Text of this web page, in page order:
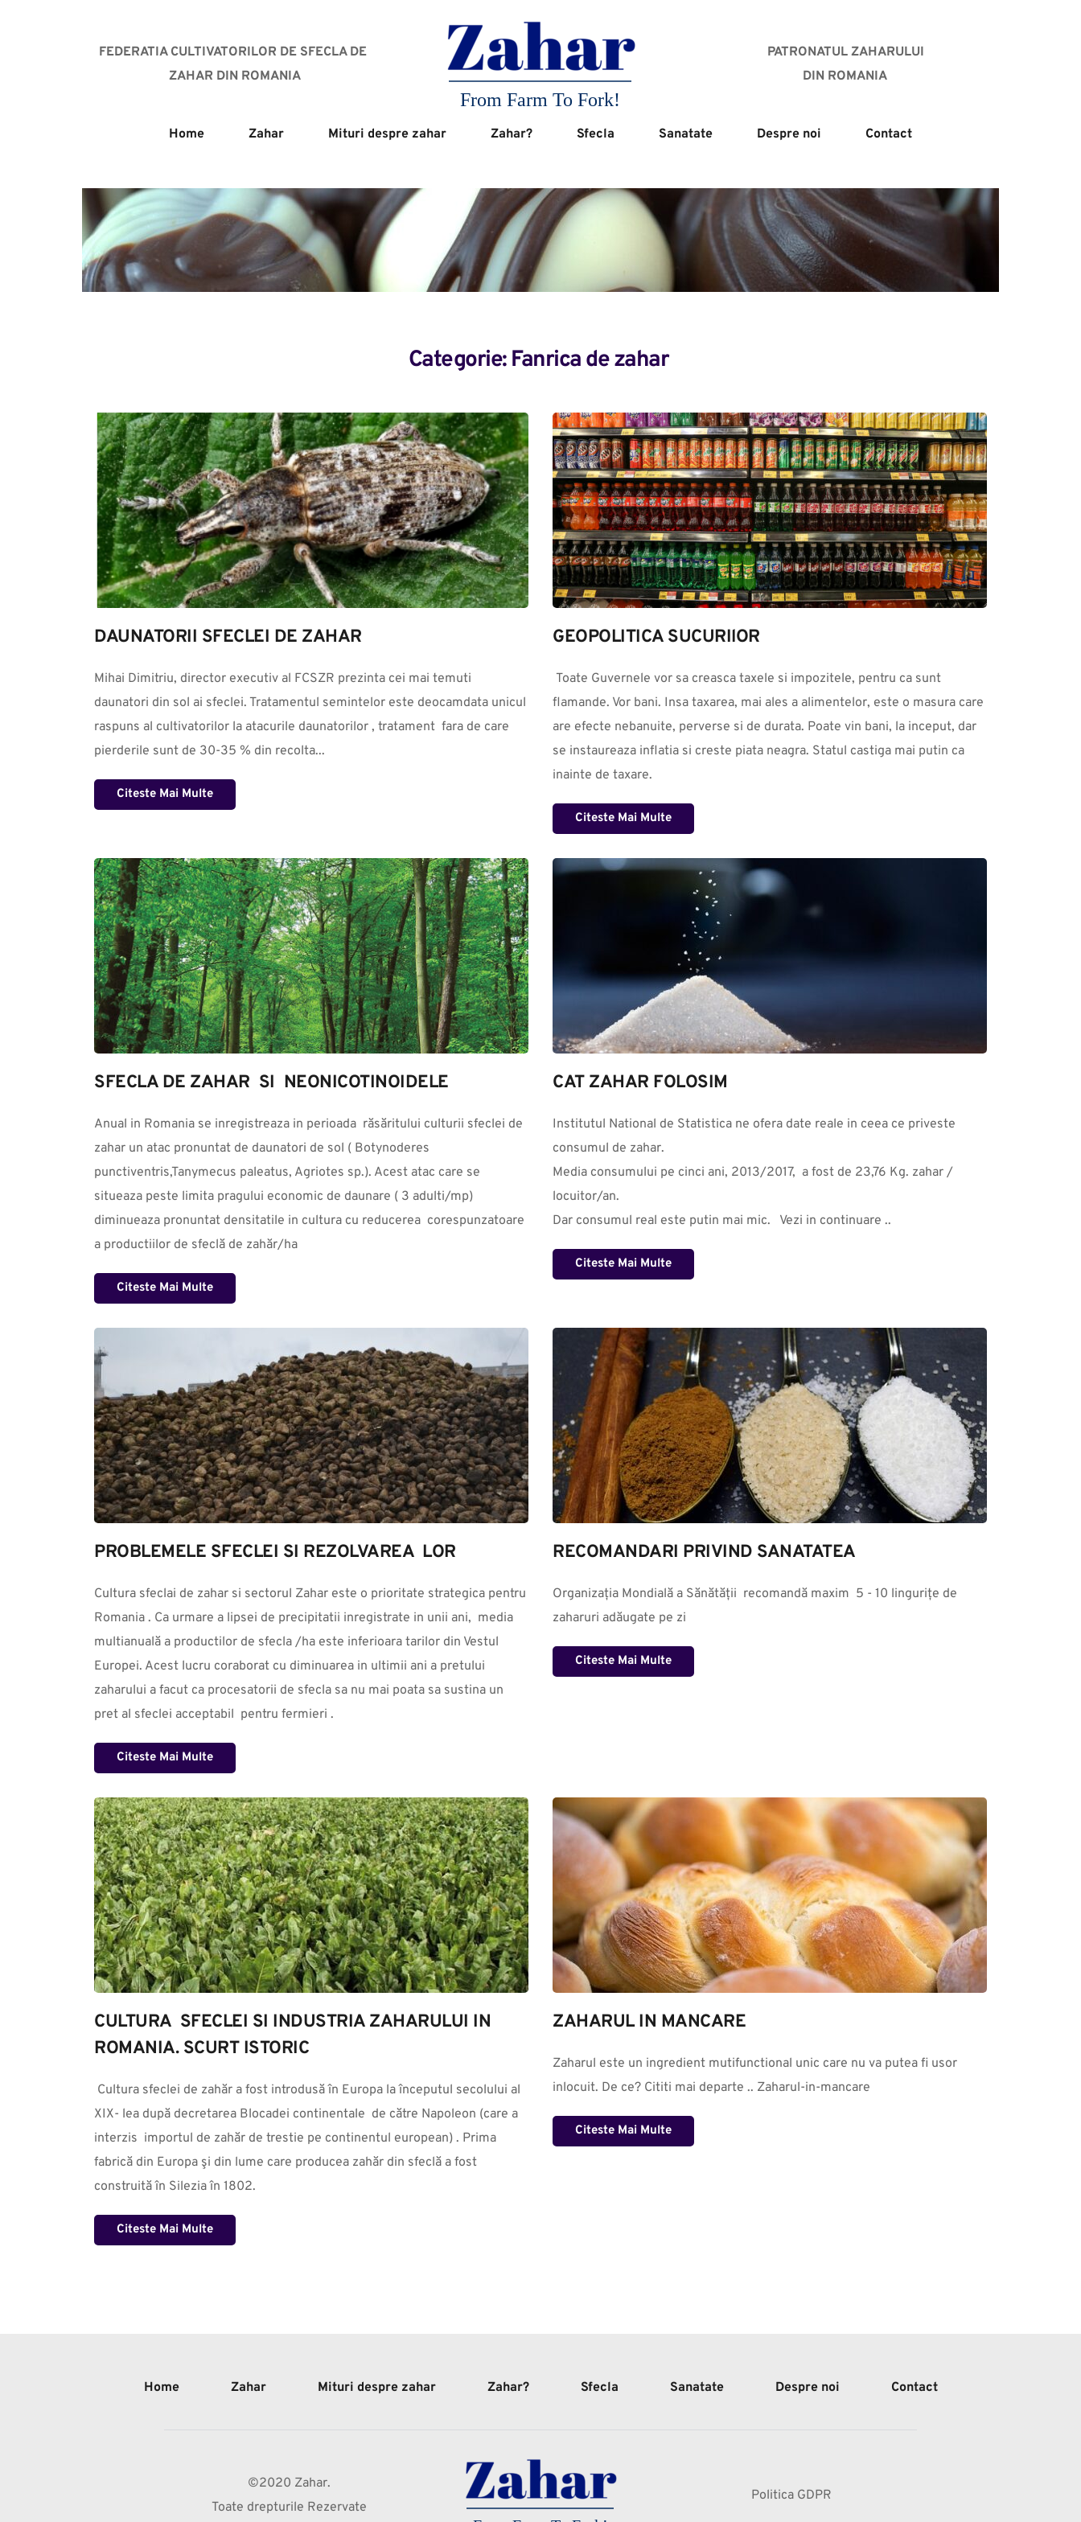
FEDERATIA CULTIVATORILOR DE SFECLA DE
ZAHAR DIN ROMANIA
From Farm To Fork!
PATRONATUL ZAHARULUI
DIN ROMANIA
Home Zahar Mituri despre zahar Zahar? Sfecla Sanatate Despre noi Contact
Categorie: Fanrica de zahar
DAUNATORII SFECLEI DE ZAHAR
Mihai Dimitriu, director executiv al FCSZR prezinta cei mai temuti
daunatori din sol ai sfeclei. Tratamentul semintelor este deocamdata unicul
raspuns al cultivatorilor la atacurile daunatorilor , tratament  fara de care
pierderile sunt de 30-35 % din recolta...
Citeste Mai Multe
GEOPOLITICA SUCURIlOR
flamande. Vor bani. Insa taxarea, mai ales a alimentelor, este o masura care
are efecte nebanuite, perverse si de durata. Poate vin bani, la inceput, dar
se instaureaza inflatia si creste piata neagra. Statul castiga mai putin ca
inainte de taxare.
Citeste Mai Multe
SFECLA DE ZAHAR  SI  NEONICOTINOIDELE
Anual in Romania se inregistreaza in perioada  răsăritului culturii sfeclei de
zahar un atac pronuntat de daunatori de sol ( Botynoderes
punctiventris,Tanymecus paleatus, Agriotes sp.). Acest atac care se
situeaza peste limita pragului economic de daunare ( 3 adulti/mp)
diminueaza pronuntat densitatile in cultura cu reducerea  corespunzatoare
a productiilor de sfeclă de zahăr/ha
Citeste Mai Multe
CAT ZAHAR FOLOSIM
Institutul National de Statistica ne ofera date reale in ceea ce priveste
consumul de zahar.
Media consumului pe cinci ani, 2013/2017,  a fost de 23,76 Kg. zahar /
locuitor/an.
Dar consumul real este putin mai mic.   Vezi in continuare ..
Citeste Mai Multe
PROBLEMELE SFECLEI SI REZOLVAREA  LOR
Cultura sfeclai de zahar si sectorul Zahar este o prioritate strategica pentru
Romania . Ca urmare a lipsei de precipitatii inregistrate in unii ani,  media
multianuală a productilor de sfecla /ha este inferioara tarilor din Vestul
Europei. Acest lucru coraborat cu diminuarea in ultimii ani a pretului
zaharului a facut ca procesatorii de sfecla sa nu mai poata sa sustina un
pret al sfeclei acceptabil  pentru fermieri .
Citeste Mai Multe
RECOMANDARI PRIVIND SANATATEA
Organizația Mondială a Sănătății  recomandă maxim  5 - 10 lingurițe de
zaharuri adăugate pe zi
Citeste Mai Multe
CULTURA  SFECLEI SI INDUSTRIA ZAHARULUI IN
ROMANIA. SCURT ISTORIC
XIX- lea după decretarea Blocadei continentale  de către Napoleon (care a
interzis  importul de zahăr de trestie pe continentul european) . Prima
fabrică din Europa şi din lume care producea zahăr din sfeclă a fost
construită în Silezia în 1802.
Citeste Mai Multe
ZAHARUL IN MANCARE
Zaharul este un ingredient mutifunctional unic care nu va putea fi usor
inlocuit. De ce? Cititi mai departe .. Zaharul-in-mancare
Citeste Mai Multe
Home Zahar Mituri despre zahar Zahar? Sfecla Sanatate Despre noi Contact
©2020 Zahar.
Toate drepturile Rezervate
Politica GDPR